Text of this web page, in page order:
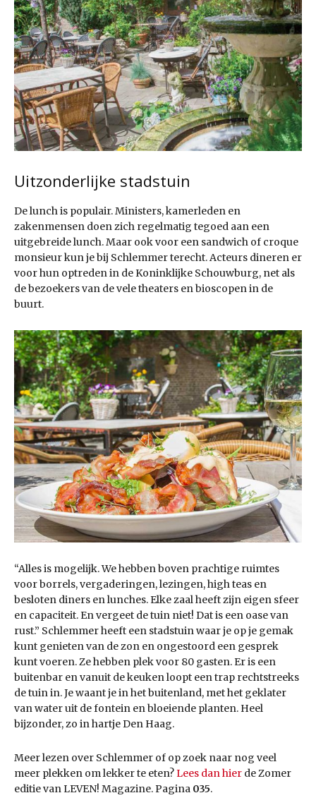
Uitzonderlijke stadstuin
De lunch is populair. Ministers, kamerleden en
zakenmensen doen zich regelmatig tegoed aan een
uitgebreide lunch. Maar ook voor een sandwich of croque
monsieur kun je bij Schlemmer terecht. Acteurs dineren er
voor hun optreden in de Koninklijke Schouwburg, net als
de bezoekers van de vele theaters en bioscopen in de
buurt.
“Alles is mogelijk. We hebben boven prachtige ruimtes
voor borrels, vergaderingen, lezingen, high teas en
besloten diners en lunches. Elke zaal heeft zijn eigen sfeer
en capaciteit. En vergeet de tuin niet! Dat is een oase van
rust.” Schlemmer heeft een stadstuin waar je op je gemak
kunt genieten van de zon en ongestoord een gesprek
kunt voeren. Ze hebben plek voor 80 gasten. Er is een
buitenbar en vanuit de keuken loopt een trap rechtstreeks
de tuin in. Je waant je in het buitenland, met het geklater
van water uit de fontein en bloeiende planten. Heel
bijzonder, zo in hartje Den Haag.
Meer lezen over Schlemmer of op zoek naar nog veel
meer plekken om lekker te eten?Lees dan hier de Zomer
editie van LEVEN! Magazine. Pagina 035.